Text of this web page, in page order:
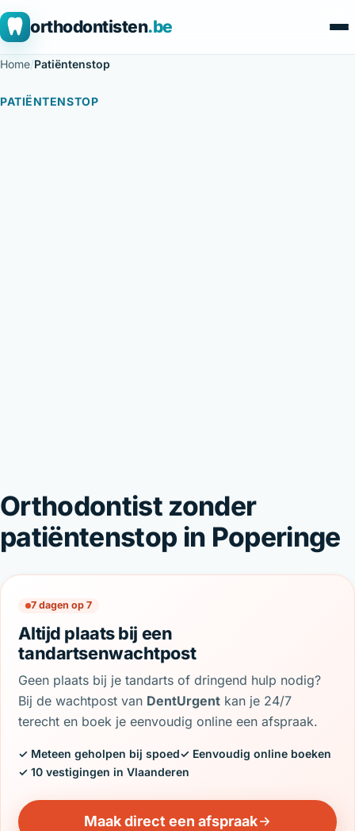
orthodontisten.be
Home/Patiëntenstop
PATIËNTENSTOP
Orthodontist zonder
patiëntenstop in Poperinge
7 dagen op 7
Altijd plaats bij een
tandartsenwachtpost
Geen plaats bij je tandarts of dringend hulp nodig?
Bij de wachtpost van DentUrgent kan je 24/7
terecht en boek je eenvoudig online een afspraak.
✓ Meteen geholpen bij spoed✓ Eenvoudig online boeken
✓ 10 vestigingen in Vlaanderen
Maak direct een afspraak